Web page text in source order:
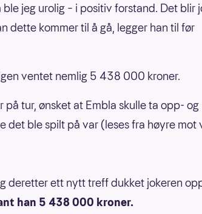
ble jeg urolig – i positiv forstand. Det blir
dette kommer til å gå, legger han til før
ventet nemlig 5 438 000 kroner.
på tur, ønsket at Embla skulle ta opp-
det ble spilt på var (leses fra høyre mot
deretter ett nytt treff dukket jokeren
han 5 438 000 kroner.